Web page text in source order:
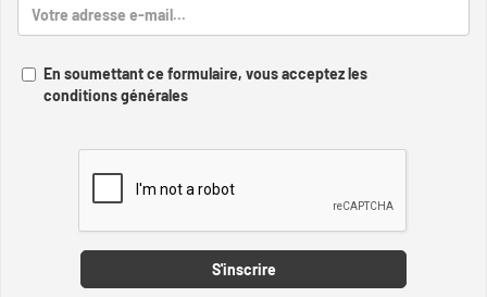
En soumettant ce formulaire, vous acceptez les
conditions générales
S'inscrire